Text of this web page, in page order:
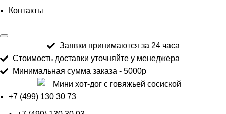
Контакты
Заявки принимаются за 24 часа
Стоимость доставки уточняйте у менеджера
Минимальная сумма заказа - 5000р
+7 (499) 130 30 73